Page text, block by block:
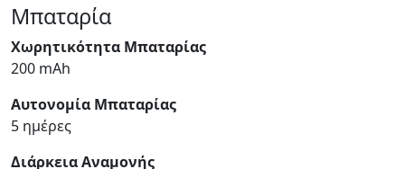
Μπαταρία
Χωρητικότητα Μπαταρίας
200 mAh
Αυτονομία Μπαταρίας
5 ημέρες
Διάρκεια Αναμονής